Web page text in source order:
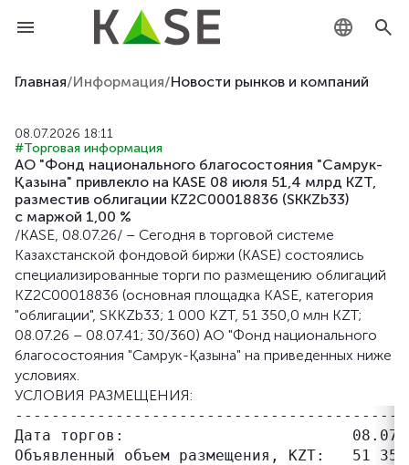
KZ
EN
Главная/Информация/Новости рынков и компаний
08.07.2026 18:11
#Торговая информация
АО "Фонд национального благосостояния "Самрук-
Қазына" привлекло на KASE 08 июля 51,4 млрд KZT,
разместив облигации KZ2C00018836 (SKKZb33)
с маржой 1,00 %
/KASE, 08.07.26/ – Сегодня в торговой системе
Казахстанской фондовой биржи (KASE) состоялись
специализированные торги по размещению облигаций
KZ2C00018836 (основная площадка KASE, категория
"облигации", SKKZb33; 1 000 KZT, 51 350,0 млн KZT;
08.07.26 – 08.07.41; 30/360) АО "Фонд национального
благосостояния "Самрук-Қазына" на приведенных ниже
условиях.
УСЛОВИЯ РАЗМЕЩЕНИЯ:
Дата торгов:
Объявленный объем размещения, KZT:   51